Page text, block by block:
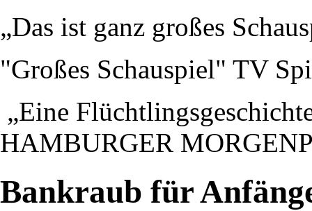
„Das ist ganz großes
"Großes Schauspiel" TV
„Eine
HAMBURGER
Bankraub für